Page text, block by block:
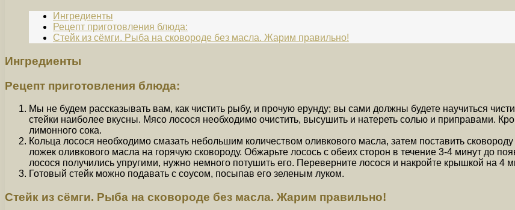
Ингредиенты
Рецепт приготовления блюда:
Стейк из сёмги. Рыба на сковороде без масла. Жарим правильно!
Ингредиенты
Рецепт приготовления блюда:
Мы не будем рассказывать вам, как чистить рыбу, и прочую ерунду; вы сами должны будете научиться
стейки наиболее вкусны. Мясо лосося необходимо очистить, высушить и натереть солью и приправами.
лимонного сока.
Кольца лосося необходимо смазать небольшим количеством оливкового масла, затем поставить
ложек оливкового масла на горячую сковороду. Обжарьте лосось с обеих сторон в течение 3-4 минут до
лосося получились упругими, нужно немного потушить его. Переверните лосося и накройте крышкой на 4
Готовый стейк можно подавать с соусом, посыпав его зеленым луком.
Стейк из сёмги. Рыба на сковороде без масла. Жарим правильно!